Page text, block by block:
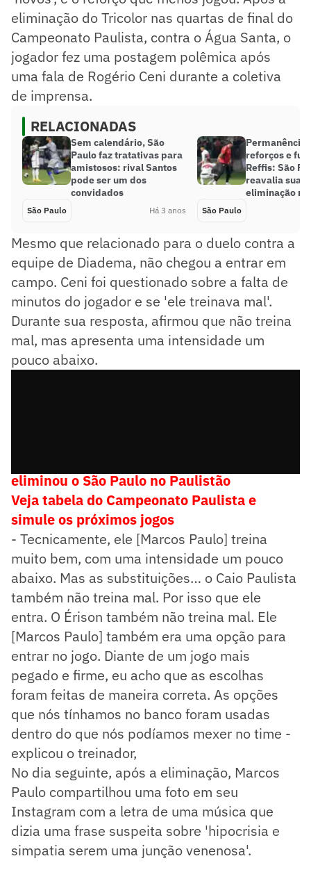
eliminação do Tricolor nas quartas de final do
Campeonato Paulista, contra o Água Santa, o
jogador fez uma postagem polêmica após
uma fala de Rogério Ceni durante a coletiva
de imprensa.
RELACIONADAS
Sem calendário, São
Paulo faz tratativas para
amistosos: rival Santos
pode ser um dos
convidados
São Paulo Há 3 anos
Permanência
reforços e
Reffis: São
reavalia suas
eliminação
São Paulo
Mesmo que relacionado para o duelo contra a
equipe de Diadema, não chegou a entrar em
campo. Ceni foi questionado sobre a falta de
minutos do jogador e se 'ele treinava mal'.
Durante sua resposta, afirmou que não treina
mal, mas apresenta uma intensidade um
pouco abaixo.
eliminou o São Paulo no Paulistão
Veja tabela do Campeonato Paulista e
simule os próximos jogos
- Tecnicamente, ele [Marcos Paulo] treina
muito bem, com uma intensidade um pouco
abaixo. Mas as substituições… o Caio Paulista
também não treina mal. Por isso que ele
entra. O Érison também não treina mal. Ele
[Marcos Paulo] também era uma opção para
entrar no jogo. Diante de um jogo mais
pegado e firme, eu acho que as escolhas
foram feitas de maneira correta. As opções
que nós tínhamos no banco foram usadas
dentro do que nós podíamos mexer no time -
explicou o treinador,
No dia seguinte, após a eliminação, Marcos
Paulo compartilhou uma foto em seu
Instagram com a letra de uma música que
dizia uma frase suspeita sobre 'hipocrisia e
simpatia serem uma junção venenosa'.